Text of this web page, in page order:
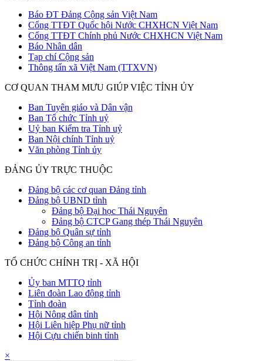
Báo ĐT Đảng Cộng sản Việt Nam
Cổng TTĐT Quốc hội Nước CHXHCN Việt Nam
Cổng TTĐT Chính phủ Nước CHXHCN Việt Nam
Báo Nhân dân
Tạp chí Cộng sản
Thông tấn xã Việt Nam (TTXVN)
CƠ QUAN THAM MƯU GIÚP VIỆC TỈNH ỦY
Ban Tuyên giáo và Dân vận
Ban Tổ chức Tỉnh uỷ
Uỷ ban Kiểm tra Tỉnh uỷ
Ban Nội chính Tỉnh uỷ
Văn phòng Tỉnh ủy
ĐẢNG ỦY TRỰC THUỘC
Đảng bộ các cơ quan Đảng tỉnh
Đảng bộ UBND tỉnh
Đảng bộ Đại học Thái Nguyên
Đảng bộ CTCP Gang thép Thái Nguyên
Đảng bộ Quân sự tỉnh
Đảng bộ Công an tỉnh
TỔ CHỨC CHÍNH TRỊ - XÃ HỘI
Ủy ban MTTQ tỉnh
Liên đoàn Lao động tỉnh
Tỉnh đoàn
Hội Nông dân tỉnh
Hội Liên hiệp Phụ nữ tỉnh
Hội Cựu chiến binh tỉnh
×